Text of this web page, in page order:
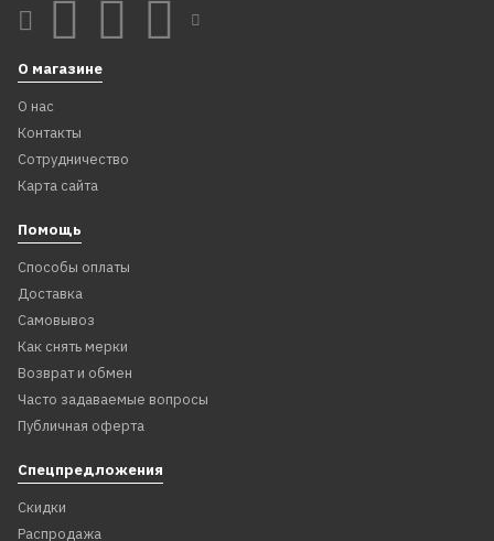
О магазине
О нас
Контакты
Сотрудничество
Карта сайта
Помощь
Способы оплаты
Доставка
Самовывоз
Как снять мерки
Возврат и обмен
Часто задаваемые вопросы
Публичная оферта
Спецпредложения
Скидки
Распродажа